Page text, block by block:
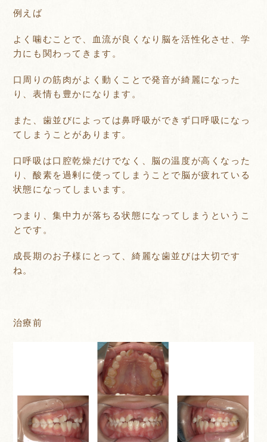
例えば
よく噛むことで、血流が良くなり脳を活性化させ、学
力にも関わってきます。
口周りの筋肉がよく動くことで発音が綺麗になった
り、表情も豊かになります。
また、歯並びによっては鼻呼吸ができず口呼吸になっ
てしまうことがあります。
口呼吸は口腔乾燥だけでなく、脳の温度が高くなった
り、酸素を過剰に使ってしまうことで脳が疲れている
状態になってしまいます。
つまり、集中力が落ちる状態になってしまうというこ
とです。
成長期のお子様にとって、綺麗な歯並びは大切です
ね。
治療前